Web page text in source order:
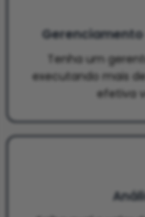
Tenha um
executando mais
efetiva